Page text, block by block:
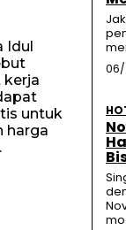
kerja
untuk
harga